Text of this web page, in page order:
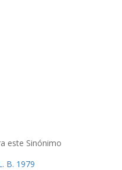
este Sinónimo
B. 1979